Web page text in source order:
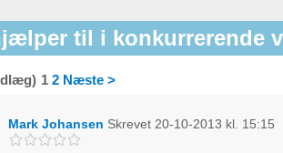
til i konkurrerende
1 2 Næste >
Mark Johansen Skrevet 20-10-2013 kl. 15:15